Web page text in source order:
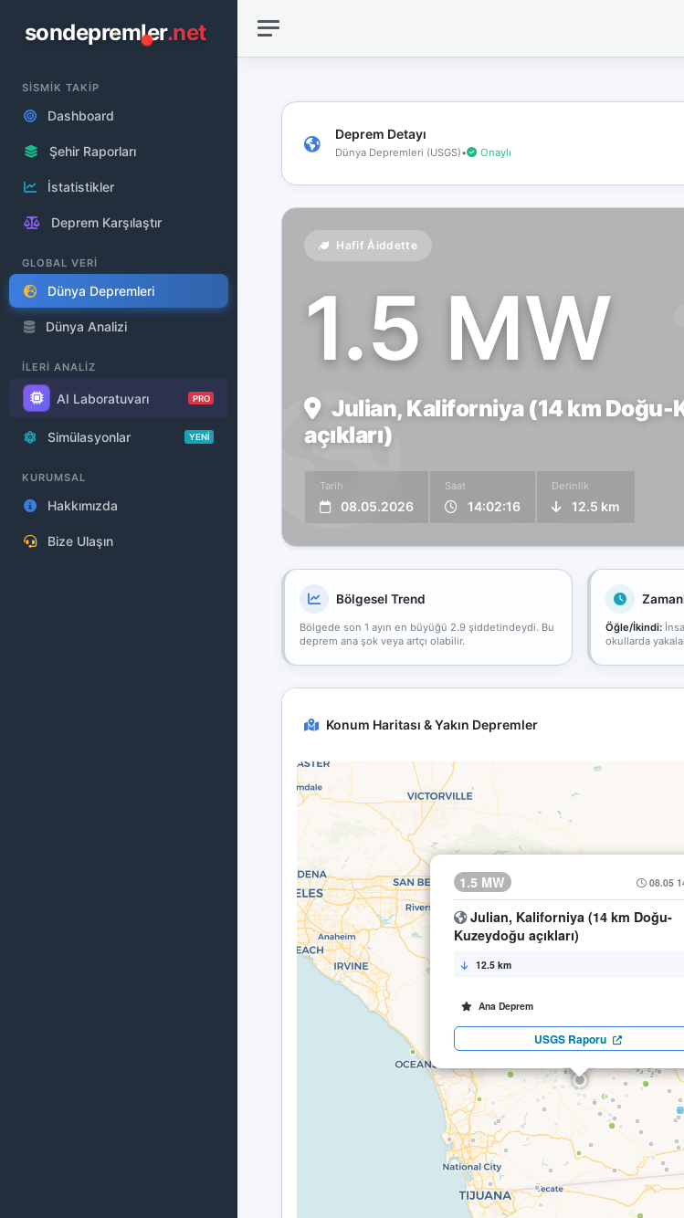
sondepremler.net
SİSMİK TAKİP
Dashboard
Şehir Raporları
İstatistikler
Deprem Karşılaştır
GLOBAL VERİ
Dünya Depremleri
Dünya Analizi
İLERİ ANALİZ
AI Laboratuvarı PRO
Simülasyonlar YENİ
KURUMSAL
Hakkımızda
Bize Ulaşın
Deprem Detayı
Dünya Depremleri (USGS)• Onaylı
Hafif Åiddette
1.5 MW
Julian, Kaliforniya (14 km Doğu-
açıkları)
Tarih
08.05.2026
Saat
14:02:16
Derinlik
12.5 km
Bölgesel Trend
Bölgede son 1 ayın en büyüğü 2.9 şiddetindeydi. Bu
deprem ana şok veya artçı olabilir.
Öğle/İkindi:
okullarda
Konum Haritası & Yakın Depremler
1.5 MW 08.05
Julian, Kaliforniya (14 km Doğu-
Kuzeydoğu açıkları)
12.5 km
Ana Deprem
USGS Raporu
bağlantınız